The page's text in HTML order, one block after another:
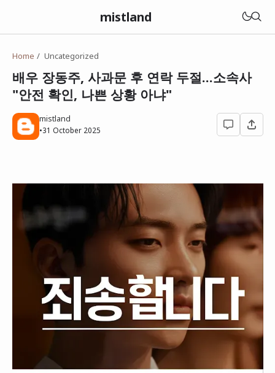
mistland
Home Uncategorized
배우 장동주, 사과문 후 연락 두절…소속사
"안전 확인, 나쁜 상황 아냐"
mistland
•31 October 2025